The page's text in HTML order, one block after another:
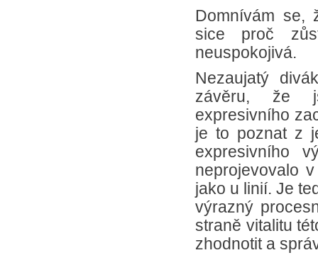
Domnívám se,
sice proč
neuspokojivá.
Nezaujatý
závěru, že
expresivního
je to poznat z
expresivního
neprojevovalo
jako u linií. Je
výrazný
straně vitalitu
zhodnotit a